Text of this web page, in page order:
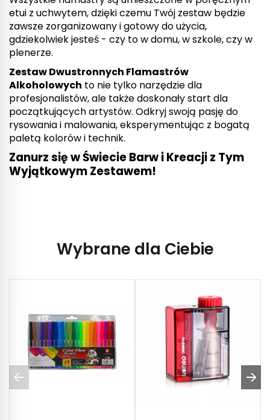
etui z uchwytem, dzięki czemu Twój zestaw będzie
zawsze zorganizowany i gotowy do użycia,
gdziekolwiek jesteś - czy to w domu, w szkole, czy w
plenerze.
Zestaw Dwustronnych Flamastrów
Alkoholowych to nie tylko narzędzie dla
profesjonalistów, ale także doskonały start dla
początkujących artystów. Odkryj swoją pasję do
rysowania i malowania, eksperymentując z bogatą
paletą kolorów i technik.
Zanurz się w Świecie Barw i Kreacji z Tym
Wyjątkowym Zestawem!
Wybrane dla Ciebie